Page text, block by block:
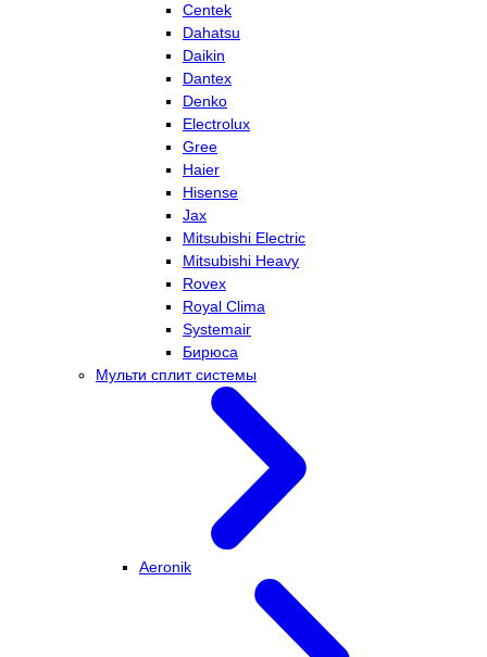
Centek
Dahatsu
Daikin
Dantex
Denko
Electrolux
Gree
Haier
Hisense
Jax
Mitsubishi Electric
Mitsubishi Heavy
Rovex
Royal Clima
Systemair
Бирюса
Мульти сплит системы
Aeronik